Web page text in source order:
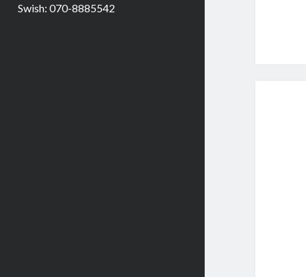
Swish: 070-8885542